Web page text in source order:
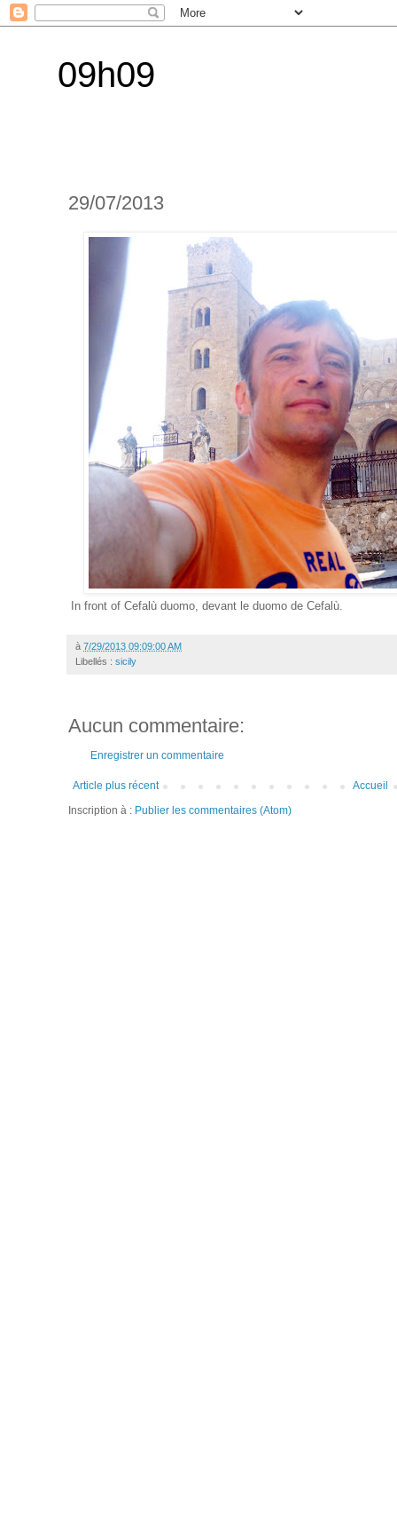
09h09
29/07/2013
In front of Cefalù duomo, devant le duomo de Cefalù.
à 7/29/2013 09:09:00 AM
Libellés : sicily
Aucun commentaire:
Enregistrer un commentaire
Article plus récent
Accueil
Inscription à : Publier les commentaires (Atom)